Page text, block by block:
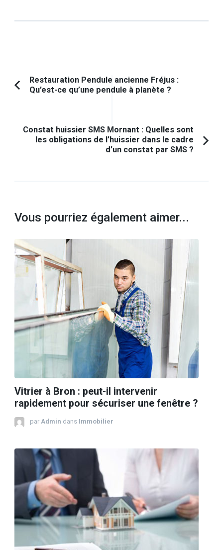
Navigation
d'article
Article
Restauration Pendule ancienne Fréjus :
Qu’est-ce qu’une pendule à planète ?
Constat huissier SMS Mornant : Quelles sont
les obligations de l’huissier dans le cadre
d’un constat par SMS ?
Vous pourriez également aimer...
Vitrier à Bron : peut-il intervenir
rapidement pour sécuriser une fenêtre ?
par Admin dans Immobilier